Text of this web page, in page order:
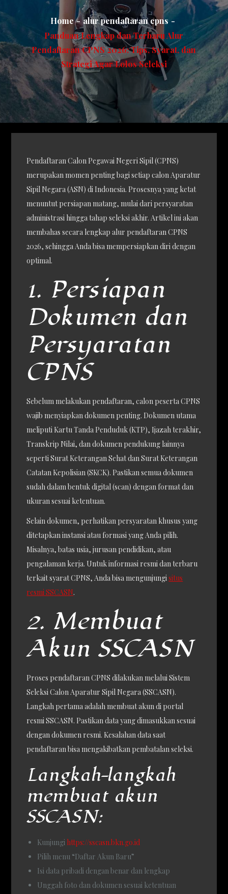
Home
alur pendaftaran cpns
Panduan Lengkap dan Terbaru Alur
Pendaftaran CPNS 2026: Tips, Syarat, dan
Strategi Agar Lolos Seleksi
Pendaftaran Calon Pegawai Negeri Sipil (CPNS)
merupakan momen penting bagi setiap calon Aparatur
Sipil Negara (ASN) di Indonesia. Prosesnya yang ketat
menuntut persiapan matang, mulai dari persyaratan
administrasi hingga tahap seleksi akhir. Artikel ini akan
membahas secara lengkap alur pendaftaran CPNS
2026, sehingga Anda bisa mempersiapkan diri dengan
optimal.
1. Persiapan
Dokumen dan
Persyaratan
CPNS
Sebelum melakukan pendaftaran, calon peserta CPNS
wajib menyiapkan dokumen penting. Dokumen utama
meliputi Kartu Tanda Penduduk (KTP), Ijazah terakhir,
Transkrip Nilai, dan dokumen pendukung lainnya
seperti Surat Keterangan Sehat dan Surat Keterangan
Catatan Kepolisian (SKCK). Pastikan semua dokumen
sudah dalam bentuk digital (scan) dengan format dan
ukuran sesuai ketentuan.
Selain dokumen, perhatikan persyaratan khusus yang
ditetapkan instansi atau formasi yang Anda pilih.
Misalnya, batas usia, jurusan pendidikan, atau
pengalaman kerja. Untuk informasi resmi dan terbaru
terkait syarat CPNS, Anda bisa mengunjungisitus
resmi SSCASN.
2. Membuat
Akun SSCASN
Proses pendaftaran CPNS dilakukan melalui Sistem
Seleksi Calon Aparatur Sipil Negara (SSCASN).
Langkah pertama adalah membuat akun di portal
resmi SSCASN. Pastikan data yang dimasukkan sesuai
dengan dokumen resmi. Kesalahan data saat
pendaftaran bisa mengakibatkan pembatalan seleksi.
Langkah-langkah
membuat akun
SSCASN:
Kunjungi https://sscasn.bkn.go.id
Pilih menu “Daftar Akun Baru”
Isi data pribadi dengan benar dan lengkap
Unggah foto dan dokumen sesuai ketentuan